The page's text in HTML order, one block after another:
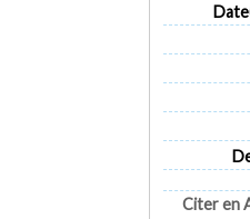
Citer en